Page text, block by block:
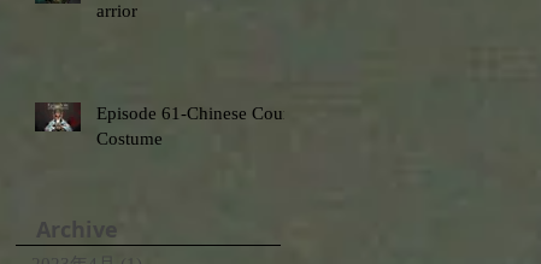
arrior
Episode 61-Chinese Court
Costume
Archive